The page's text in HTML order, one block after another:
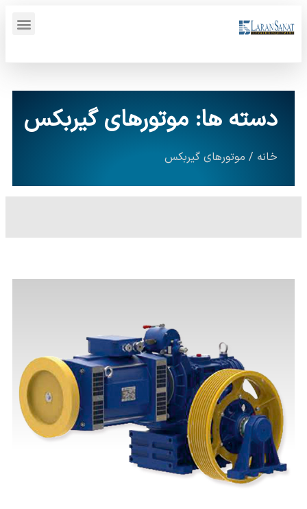
دسته ها: موتورهای گیربکس
خانه / موتورهای گیربکس